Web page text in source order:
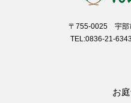
〒755-0025 宇部
TEL:0836-21-
お